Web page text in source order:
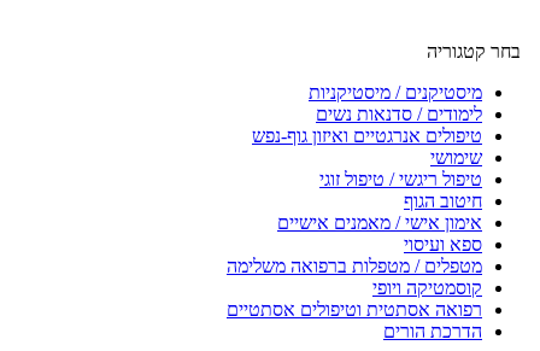
בחר קטגוריה
מיסטיקנים / מיסטיקניות
לימודים / סדנאות נשים
טיפולים אנרגטיים ואיזון גוף-נפש
שימושי
טיפול ריגשי / טיפול זוגי
חיטוב הגוף
אימון אישי / מאמנים אישיים
ספא ועיסוי
מטפלים / מטפלות ברפואה משלימה
קוסמטיקה ויופי
רפואה אסתטית וטיפולים אסתטיים
הדרכת הורים